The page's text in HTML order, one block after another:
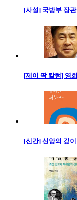
[사설] 국방부 장
[제이 팍 칼럼] 영
[신간] 신앙의 깊